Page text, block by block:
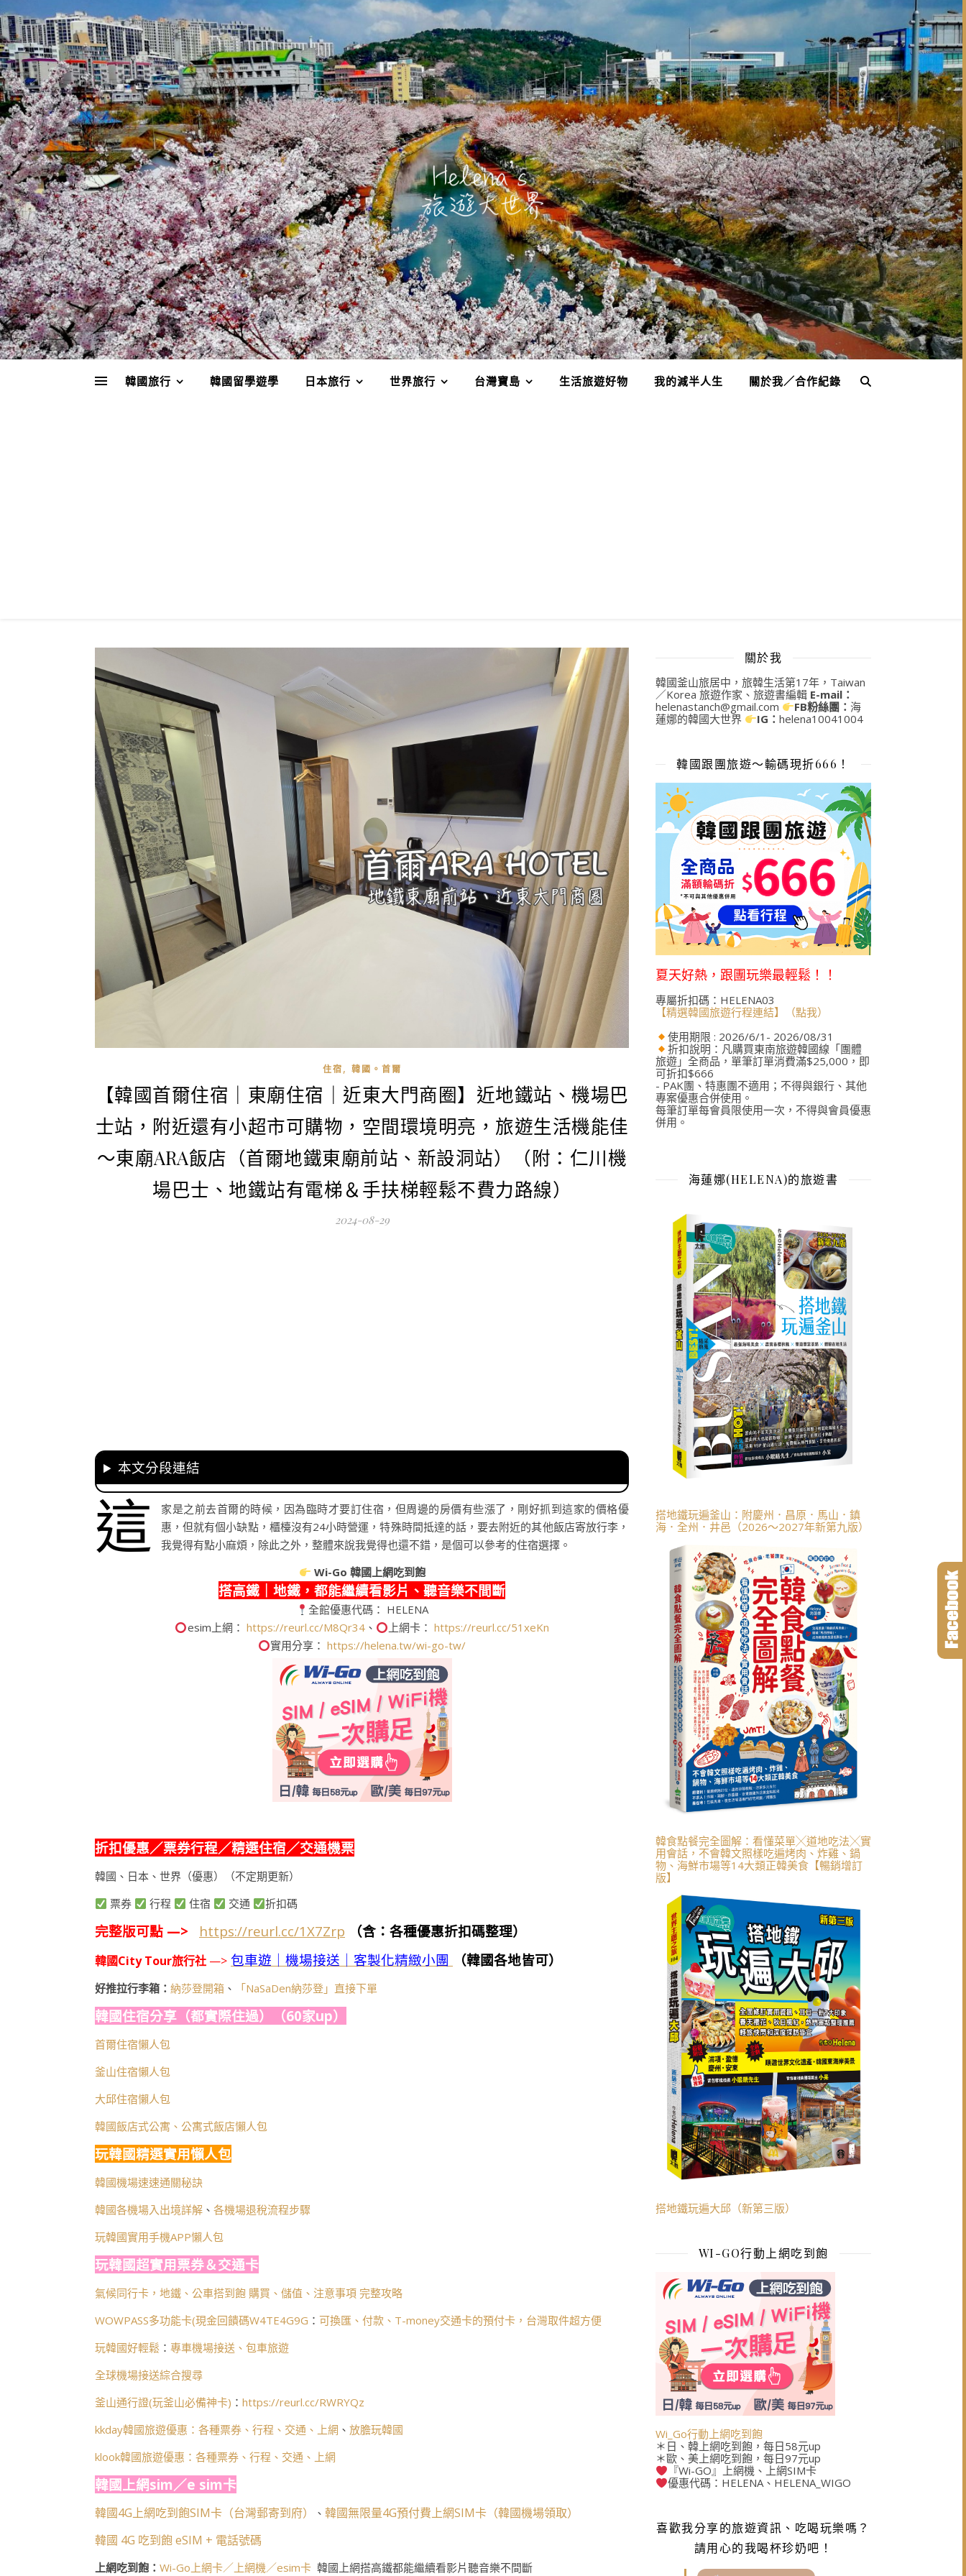
韓國旅行 韓國留學遊學 日本旅行 世界旅行 台灣寶島 生活旅遊好物 我的減半人生 關於我／合作紀錄
住宿, 韓國。首爾
【韓國首爾住宿｜東廟住宿｜近東大門商圈】近地鐵站、機場巴
士站，附近還有小超市可購物，空間環境明亮，旅遊生活機能佳
～東廟ARA飯店（首爾地鐵東廟前站、新設洞站）（附：仁川機
場巴士、地鐵站有電梯＆手扶梯輕鬆不費力路線）
2024-08-29
本文分段連結
這
家是之前去首爾的時候，因為臨時才要訂住宿，但周邊的房價有些漲了，剛好抓到這家的價格優
惠，但就有個小缺點，櫃檯沒有24小時營運，特殊時間抵達的話，要去附近的其他飯店寄放行李，
我覺得有點小麻煩，除此之外，整體來說我覺得也還不錯，是個可以參考的住宿選擇。
Wi-Go 韓國上網吃到飽
搭高鐵｜地鐵，都能繼續看影片、聽音樂不間斷
全館優惠代碼： HELENA
esim上網： https://reurl.cc/M8Qr34、 上網卡： https://reurl.cc/51xeKn
實用分享：https://helena.tw/wi-go-tw/
折扣優惠／票券行程／精選住宿／交通機票
韓國、日本、世界（優惠）（不定期更新）
票券
行程 住宿 交通 折扣碼
完整版可點 —> https://reurl.cc/1X7Zrp （含：各種優惠折扣碼整理）
韓國City Tour旅行社 —> 包車遊｜機場接送｜客製化精緻小團 （韓國各地皆可）
好推拉行李箱： 納莎登開箱 、 「NaSaDen納莎登」直接下單
韓國住宿分享（都實際住過）（60家up）
首爾住宿懶人包
釜山住宿懶人包
大邱住宿懶人包
韓國飯店式公寓、公寓式飯店懶人包
玩韓國精選實用懶人包
韓國機場速速通關秘訣
韓國各機場入出境詳解 、 各機場退稅流程步驟
玩韓國實用手機APP懶人包
玩韓國超實用票券＆交通卡
氣候同行卡，地鐵、公車搭到飽 購買、儲值、注意事項 完整攻略
WOWPASS多功能卡(現金回饋碼W4TE4G9G ： 可換匯、付款、T-money交通卡的預付卡，台灣取件超方便
玩韓國好輕鬆 ： 專車機場接送、包車旅遊
全球機場接送綜合搜尋
釜山通行證(玩釜山必備神卡) ： https://reurl.cc/RWRYQz
kkday韓國旅遊優惠：各種票券、行程、交通、上網 、 放膽玩韓國
klook韓國旅遊優惠：各種票券、行程、交通、上網
韓國上網sim／e sim卡
韓國4G上網吃到飽SIM卡（台灣郵寄到府） 、 韓國無限量4G預付費上網SIM卡（韓國機場領取）
韓國 4G 吃到飽 eSIM + 電話號碼
上網吃到飽： Wi-Go上網卡／上網機／esim卡 韓國上網搭高鐵都能繼續看影片聽音樂不間斷
關於我
韓國釜山旅居中，旅韓生活第17年，Taiwan
／Korea 旅遊作家、旅遊書編輯 E-mail：
helenastanch@gmail.com
FB粉絲團： 海
蓮娜的韓國大世界
IG：helena10041004
韓國跟團旅遊～輸碼現折666！
夏天好熱，跟團玩樂最輕鬆！！
專屬折扣碼：HELENA03
【精選韓國旅遊行程連結】（點我）
使用期限 : 2026/6/1- 2026/08/31
折扣說明：凡購買東南旅遊韓國線「團體
旅遊」全商品，單筆訂單消費滿$25,000，即
可折扣$666
- PAK團、特惠團不適用；不得與銀行、其他
專案優惠合併使用。
每筆訂單每會員限使用一次，不得與會員優惠
併用。
海蓮娜(HELENA)的旅遊書
搭地鐵玩遍釜山：附慶州．昌原．馬山．鎮
海．全州．井邑（2026～2027年新第九版）
韓食點餐完全圖解：看懂菜單╳道地吃法╳實
用會話，不會韓文照樣吃遍烤肉、炸雞、鍋
物、海鮮市場等14大類正韓美食【暢銷增訂
版】
搭地鐵玩遍大邱（新第三版）
WI-GO行動上網吃到飽
Wi_Go行動上網吃到飽
＊日、韓上網吃到飽，每日58元up
＊歐、美上網吃到飽，每日97元up
『Wi-GO』上網機、上網SIM卡
優惠代碼：HELENA、HELENA_WIGO
喜歡我分享的旅遊資訊、吃喝玩樂嗎？
請用心的我喝杯珍奶吧！